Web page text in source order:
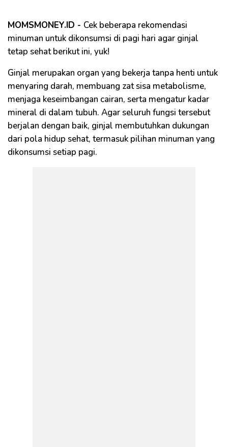
MOMSMONEY.ID - Cek beberapa rekomendasi
minuman untuk dikonsumsi di pagi hari agar ginjal
tetap sehat berikut ini, yuk!
Ginjal merupakan organ yang bekerja tanpa henti untuk
menyaring darah, membuang zat sisa metabolisme,
menjaga keseimbangan cairan, serta mengatur kadar
mineral di dalam tubuh. Agar seluruh fungsi tersebut
berjalan dengan baik, ginjal membutuhkan dukungan
dari pola hidup sehat, termasuk pilihan minuman yang
dikonsumsi setiap pagi.